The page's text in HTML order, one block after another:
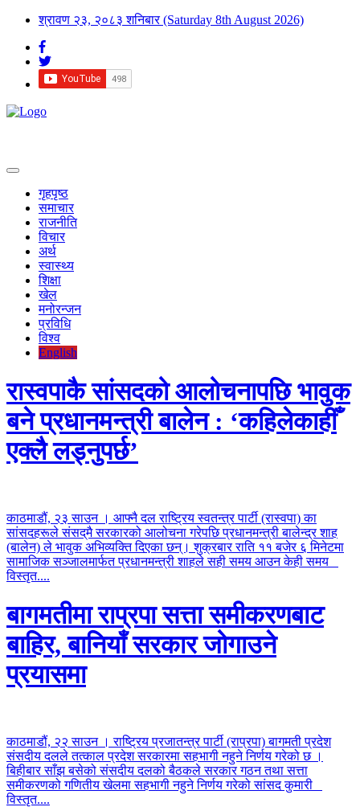
श्रावण २३, २०८३ शनिबार(Saturday 8th August 2026)
गृहपृष्ठ
समाचार
राजनीति
विचार
अर्थ
स्वास्थ्य
शिक्षा
खेल
मनोरन्जन
प्रविधि
विश्व
English
रास्वपाकै सांसदको आलोचनापछि भावुक
बने प्रधानमन्त्री बालेन : ‘कहिलेकाहीँ
एक्लै लड्नुपर्छ’
काठमाडौं, २३ साउन । आफ्नै दल राष्ट्रिय स्वतन्त्र पार्टी (रास्वपा) का
सांसदहरूले संसद्‌मै सरकारको आलोचना गरेपछि प्रधानमन्त्री बालेन्द्र शाह
(बालेन) ले भावुक अभिव्यक्ति दिएका छन्। शुक्रबार राति ११ बजेर ६ मिनेटमा
सामाजिक सञ्जालमार्फत प्रधानमन्त्री शाहले सही समय आउन केही समय
विस्तृत....
बागमतीमा राप्रपा सत्ता समीकरणबाट
बाहिर, बानियाँ सरकार जोगाउने
प्रयासमा
काठमाडौं, २२ साउन । राष्ट्रिय प्रजातन्त्र पार्टी (राप्रपा) बागमती प्रदेश
संसदीय दलले तत्काल प्रदेश सरकारमा सहभागी नहुने निर्णय गरेको छ ।
बिहीबार साँझ बसेको संसदीय दलको बैठकले सरकार गठन तथा सत्ता
समीकरणको गणितीय खेलमा सहभागी नहुने निर्णय गरेको सांसद कुमारी
विस्तृत....